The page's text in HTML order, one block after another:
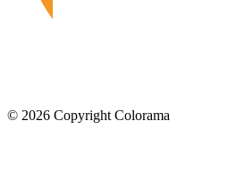
© 2026 Copyright Colorama